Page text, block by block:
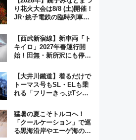
り花火大会は8/8 (土)開催！
JR･銚子電鉄の臨時列車や
く8,000発の大迫力＆屋台
を満喫
【西武新宿線】新車両「ト
キイロ」2027年春運行開
始！田無・新所沢にも停
弾」も
【大井川鐵道】着るだけで
トーマス号もSL・ELも乗
れる「フリーきっぷTシャ
猛暑の夏こそトルコへ！
「クールケーション」で巡
る黒海沿岸やエーゲ海の避